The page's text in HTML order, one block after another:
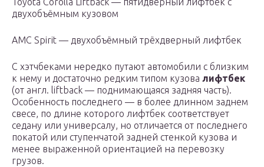
двухобъёмным кузовом
AMC Spirit — двухобъёмный трёхдверный лифтбек
С хэтчбеками нередко путают автомобили с близким
к нему и достаточно редким типом кузова лифтбек
(от англ. liftback — поднимающаяся задняя часть).
Особенность последнего — в более длинном заднем
свесе, по длине которого лифтбек соответствует
седану или универсалу, но отличается от последнего
покатой или ступенчатой задней стенкой кузова и
менее выраженной ориентацией на перевозку
грузов.